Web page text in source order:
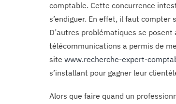
comptable. Cette concurrence
s’endiguer. En effet, il faut
D’autres problématiques se
télécommunications a permis de
site www.recherche-expert-
s’installant pour gagner leur
Alors que faire quand un